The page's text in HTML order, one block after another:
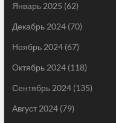
Январь 2025 (62)
Декабрь 2024(70)
Ноябрь 2024(67)
Октябрь 2024(118)
Сентябрь 2024(135)
Август 2024(79)